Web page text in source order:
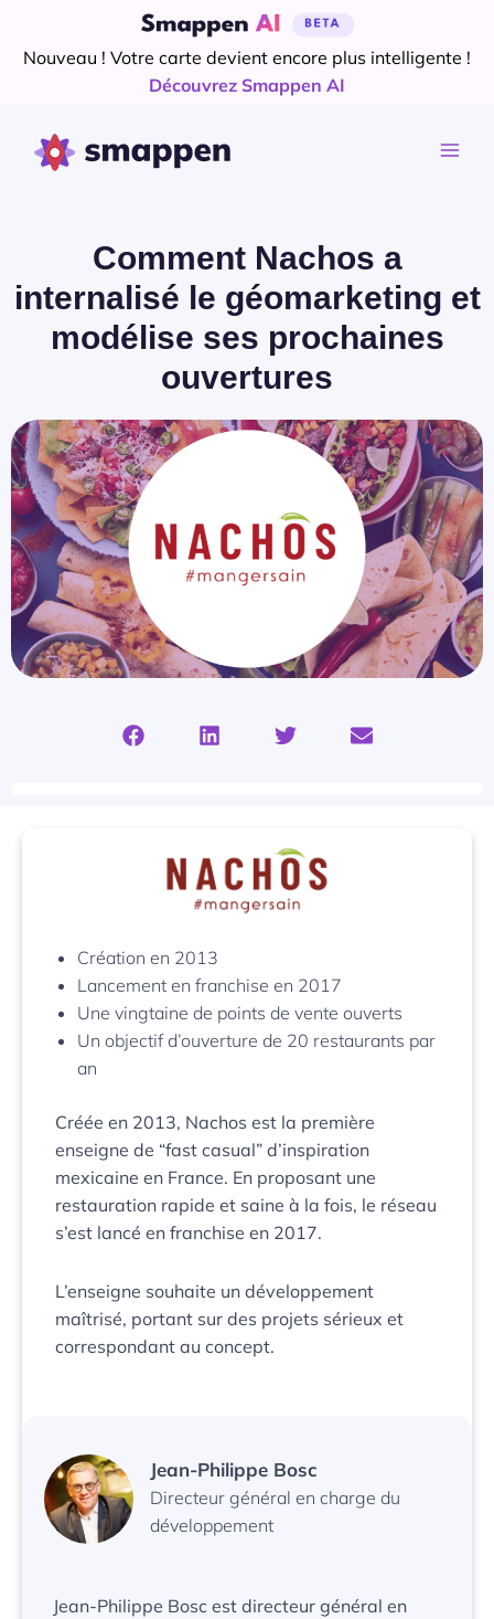
Nouveau ! Votre carte devient encore plus intelligente !
Découvrez Smappen AI
contenu
Comment Nachos a
internalisé le géomarketing et
modélise ses prochaines
ouvertures
Création en 2013
Lancement en franchise en 2017
Une vingtaine de points de vente ouverts
Un objectif d’ouverture de 20 restaurants par
an
Créée en 2013, Nachos est la première
enseigne de “fast casual” d’inspiration
mexicaine en France. En proposant une
restauration rapide et saine à la fois, le réseau
s’est lancé en franchise en 2017.
L’enseigne souhaite un développement
maîtrisé, portant sur des projets sérieux et
correspondant au concept.
Jean-Philippe Bosc
Directeur général en charge du
développement
Jean-Philippe Bosc est directeur général en